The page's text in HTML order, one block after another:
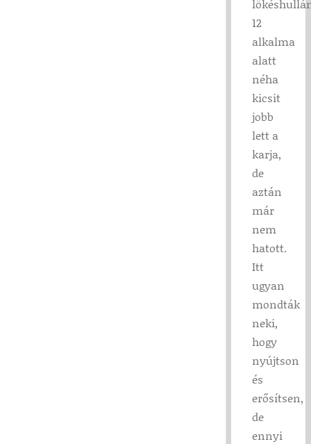
12
alkalma
alatt
néha
kicsit
jobb
lett a
karja,
de
aztán
már
nem
hatott.
Itt
ugyan
mondták
neki,
hogy
nyújtson
és
erősítsen,
de
ennyi